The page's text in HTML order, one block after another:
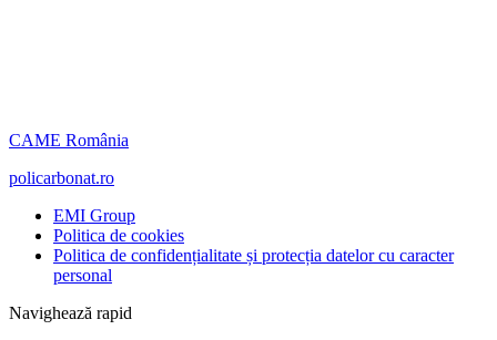
CAME România
policarbonat.ro
EMI Group
Politica de cookies
Politica de confidențialitate și protecția datelor cu caracter
personal
Navighează rapid